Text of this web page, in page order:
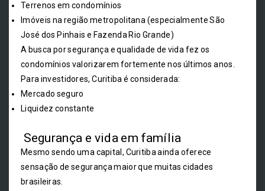
Terrenos em condomínios
Imóveis na região metropolitana (especialmente São
José dos Pinhais e Fazenda Rio Grande)
A busca por segurança e qualidade de vida fez os
condomínios valorizarem fortemente nos últimos anos.
Para investidores, Curitiba é considerada:
Mercado seguro
Liquidez constante
Segurança e vida em família
Mesmo sendo uma capital, Curitiba ainda oferece
sensação de segurança maior que muitas cidades
brasileiras.